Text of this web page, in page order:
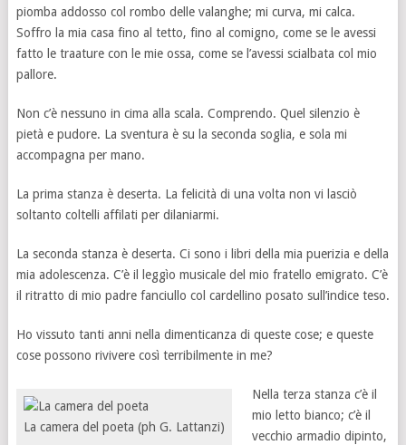
piomba addosso col rombo delle valanghe; mi curva, mi calca.
Soffro la mia casa fino al tetto, fino al comigno, come se le avessi
fatto le traature con le mie ossa, come se l’avessi scialbata col mio
pallore.
Non c’è nessuno in cima alla scala. Comprendo. Quel silenzio è
pietà e pudore. La sventura è su la seconda soglia, e sola mi
accompagna per mano.
La prima stanza è deserta. La felicità di una volta non vi lasciò
soltanto coltelli affilati per dilaniarmi.
La seconda stanza è deserta. Ci sono i libri della mia puerizia e della
mia adolescenza. C’è il leggìo musicale del mio fratello emigrato. C’è
il ritratto di mio padre fanciullo col cardellino posato sull’indice teso.
Ho vissuto tanti anni nella dimenticanza di queste cose; e queste
cose possono rivivere così terribilmente in me?
La camera del poeta (ph G. Lattanzi)
Nella terza stanza c’è il
mio letto bianco; c’è il
vecchio armadio dipinto,